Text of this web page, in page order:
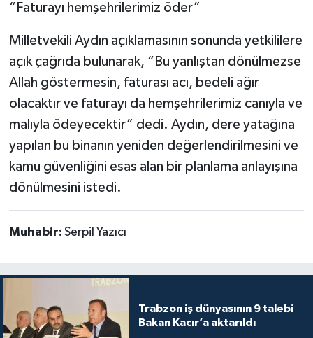
“Faturayı hemşehrilerimiz öder”
Milletvekili Aydın açıklamasının sonunda yetkililere
açık çağrıda bulunarak, “Bu yanlıştan dönülmezse
Allah göstermesin, faturası acı, bedeli ağır
olacaktır ve faturayı da hemşehrilerimiz canıyla ve
malıyla ödeyecektir” dedi. Aydın, dere yatağına
yapılan bu binanın yeniden değerlendirilmesini ve
kamu güvenliğini esas alan bir planlama anlayışına
dönülmesini istedi.
Muhabir: Serpil Yazıcı
Trabzon iş dünyasının 9 talebi
Bakan Kacır’a aktarıldı